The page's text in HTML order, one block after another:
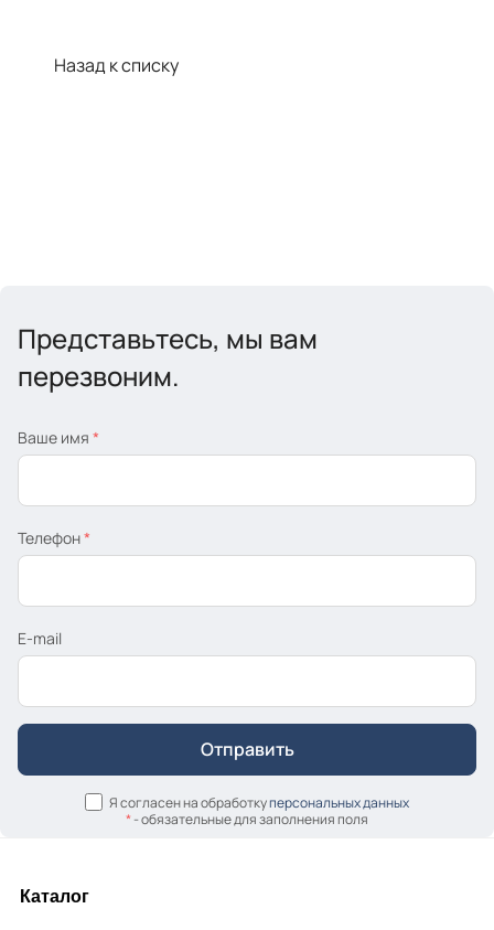
Назад к списку
Представьтесь, мы вам
перезвоним.
Ваше имя *
Телефон*
E-mail
Я согласен на обработкуперсональных данных
*- обязательные для заполнения поля
Каталог